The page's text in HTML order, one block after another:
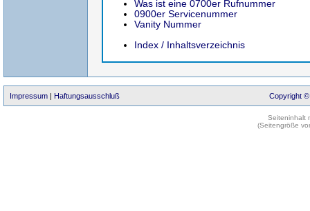
Was ist eine 0700er Rufnummer
0900er Servicenummer
Vanity Nummer
Index / Inhaltsverzeichnis
Impressum | Haftungsausschluß Copyright ©
Seiteninhalt
(Seitengröße